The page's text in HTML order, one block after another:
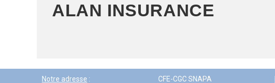
ALAN INSURANCE
Notre adresse :
CFE-CGC SNAPA